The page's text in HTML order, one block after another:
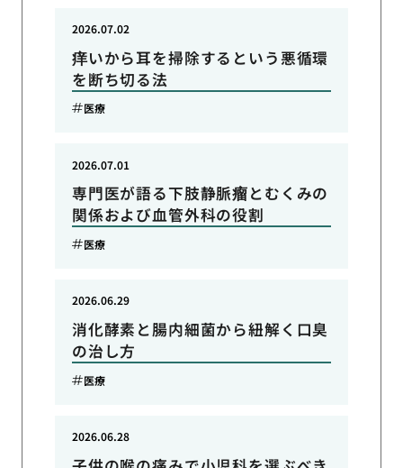
痒いから耳を掃除するという悪循環
を断ち切る法
2026.07.02
医療
専門医が語る下肢静脈瘤とむくみの
関係および血管外科の役割
2026.07.01
医療
消化酵素と腸内細菌から紐解く口臭
の治し方
2026.06.29
医療
2026.06.28